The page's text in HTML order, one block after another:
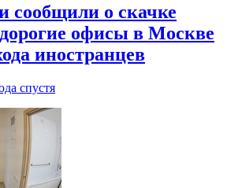
сообщили о скачке
офисы в Москве
иностранцев
спустя